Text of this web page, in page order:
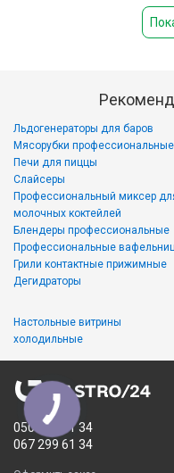
Льдогенераторы для баров
Мясорубки профессиональные
Печи для пиццы
Слайсеры
Профессиональный миксер
молочных коктейлей
Блендеры профессиональные
Профессиональные
Грили контактные прижимные
Дегидраторы
Настольные витрины
холодильные
050 335 61 34
067 299 61 34